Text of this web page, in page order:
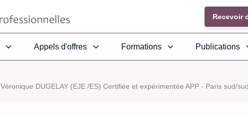
Recevoir
Appels d'offres Formations Publications
Véronique DUGELAY (EJE /ES) Certifiée et expérimentée APP - Paris sud/